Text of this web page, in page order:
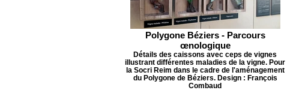
Polygone Béziers - Parcours
œnologique
Détails des caissons avec ceps de vignes
illustrant différentes maladies de la vigne. Pour
la Socri Reim dans le cadre de l'aménagement
du Polygone de Béziers. Design : François
Combaud